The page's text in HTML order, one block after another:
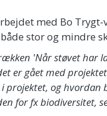
med Bo
stor og mindre
'Når støvet har
er gået med
projektet, og hvordan
for fx biodiversitet,